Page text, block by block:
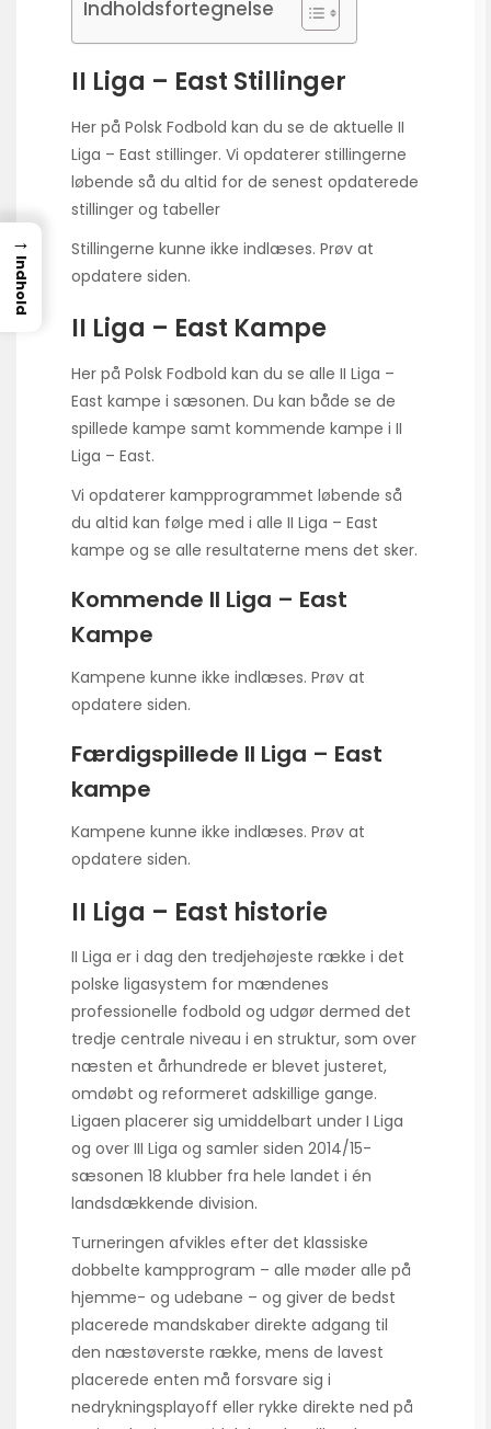
Indholdsfortegnelse
II Liga – East Stillinger
Her på Polsk Fodbold kan du se de aktuelle II
Liga – East stillinger. Vi opdaterer stillingerne
løbende så du altid for de senest opdaterede
stillinger og tabeller
Stillingerne kunne ikke indlæses. Prøv at
opdatere siden.
II Liga – East Kampe
Her på Polsk Fodbold kan du se alle II Liga –
East kampe i sæsonen. Du kan både se de
spillede kampe samt kommende kampe i II
Liga – East.
Vi opdaterer kampprogrammet løbende så
du altid kan følge med i alle II Liga – East
kampe og se alle resultaterne mens det sker.
Kommende II Liga – East
Kampe
Kampene kunne ikke indlæses. Prøv at
opdatere siden.
Færdigspillede II Liga – East
kampe
Kampene kunne ikke indlæses. Prøv at
opdatere siden.
II Liga – East historie
II Liga er i dag den tredjehøjeste række i det
polske ligasystem for mændenes
professionelle fodbold og udgør dermed det
tredje centrale niveau i en struktur, som over
næsten et århundrede er blevet justeret,
omdøbt og reformeret adskillige gange.
Ligaen placerer sig umiddelbart under I Liga
og over III Liga og samler siden 2014/15-
sæsonen 18 klubber fra hele landet i én
landsdækkende division.
Turneringen afvikles efter det klassiske
dobbelte kampprogram – alle møder alle på
hjemme- og udebane – og giver de bedst
placerede mandskaber direkte adgang til
den næstøverste række, mens de lavest
placerede enten må forsvare sig i
nedryknings­playoff eller rykke direkte ned på
→
Indhold